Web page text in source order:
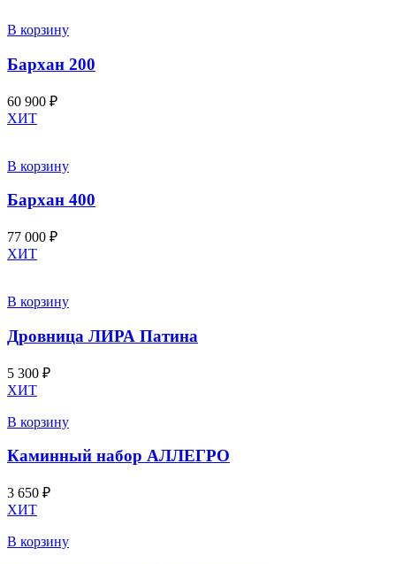
В корзину
Бархан 200
60 900 ₽
ХИТ
В корзину
Бархан 400
77 000 ₽
ХИТ
В корзину
Дровница ЛИРА Патина
5 300 ₽
ХИТ
В корзину
Каминный набор АЛЛЕГРО
3 650 ₽
ХИТ
В корзину